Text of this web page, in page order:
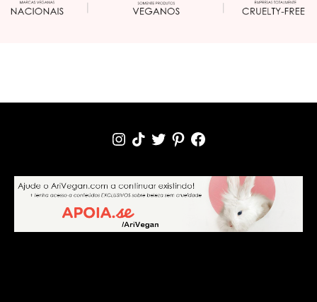
INSTAGRAM
TIKTOKTWITTERPINTERESTFACEBOOK